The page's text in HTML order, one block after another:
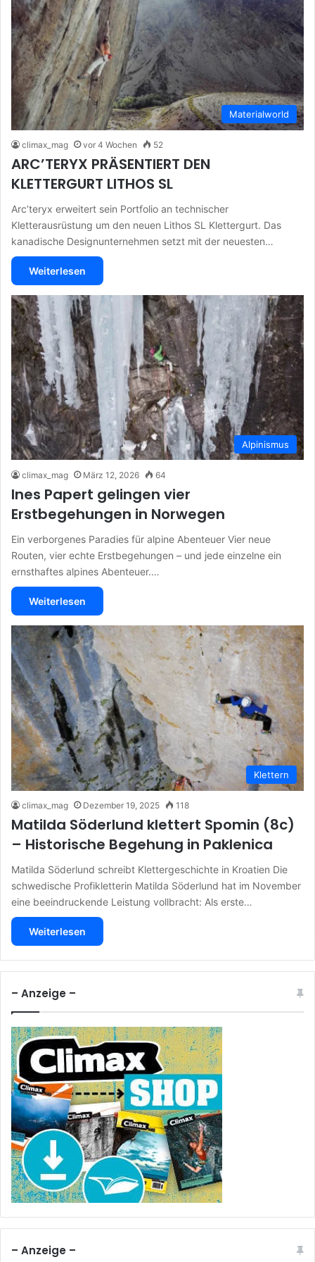
Materialworld
climax_mag vor 4 Wochen 52
ARC’TERYX PRÄSENTIERT DEN
KLETTERGURT LITHOS SL
Arc’teryx erweitert sein Portfolio an technischer
Kletterausrüstung um den neuen Lithos SL Klettergurt. Das
kanadische Designunternehmen setzt mit der neuesten…
Weiterlesen
Alpinismus
climax_mag März 12, 2026 64
Ines Papert gelingen vier
Erstbegehungen in Norwegen
Ein verborgenes Paradies für alpine Abenteuer Vier neue
Routen, vier echte Erstbegehungen – und jede einzelne ein
ernsthaftes alpines Abenteuer.…
Weiterlesen
Klettern
climax_mag Dezember 19, 2025 118
Matilda Söderlund klettert Spomin (8c)
– Historische Begehung in Paklenica
Matilda Söderlund schreibt Klettergeschichte in Kroatien Die
schwedische Profikletterin Matilda Söderlund hat im November
eine beeindruckende Leistung vollbracht: Als erste…
Weiterlesen
– Anzeige –
– Anzeige –